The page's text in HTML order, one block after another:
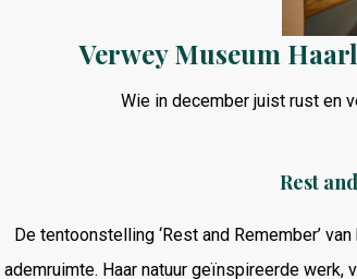
Verwey Museum
Wie in december juist rust en
Rest
De tentoonstelling ‘Rest and Remember’
ademruimte. Haar natuur geïnspireerde